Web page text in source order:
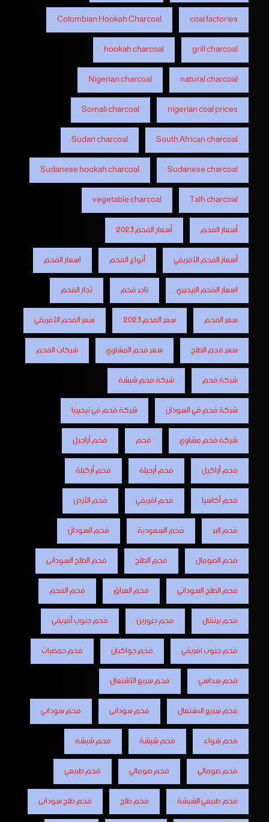
coal factories
Colombian Hookah Charcoal
grill charcoal
hookah charcoal
natural charcoal
Nigerian charcoal
nigerian coal prices
Somali charcoal
South African charcoal
Sudan charcoal
Sudanese charcoal
Sudanese hookah charcoal
Talh charcoal
vegetable charcoal
أسعار الفحم
أسعار الفحم 2023
أسعار الفحم الأفريقي
أنواع الفحم
اسعار الفحم
اسعار الفحم النيجيري
تاجر فحم
تجار الفحم
سعر الفحم
سعر الفحم 2023
سعر الفحم الأفريقي
سعر فحم الطلح
سعر فحم المشاوي
شركات الفحم
شركة فحم
شركة فحم شيشة
شركة فحم في السودان
شركة فحم في نيجيريا
شركة فحم مشاوي
فحم
فحم أراجيل
فحم أراكيل
فحم أرجيلة
فحم أركيلة
فحم أكاسيا
فحم افريقي
فحم الأردن
فحم البر
فحم السعودية
فحم السودان
فحم الصومال
فحم الطلح
فحم الطلح السودانى
فحم الطلح السوداني
فحم العراق
فحم الفحم
فحم برتقال
فحم جزورين
فحم جنوب أفريقي
فحم جنوب افريقي
فحم جواكيان
فحم حمضيات
فحم سداسي
فحم سريع الأشتعال
فحم سريع الاشتعال
فحم سودانى
فحم سوداني
فحم شواء
فحم شيشة
فحم شيشه
فحم صومالى
فحم صومالي
فحم طبيعي
فحم طبيعي للشيشة
فحم طلح
فحم طلح سودانى